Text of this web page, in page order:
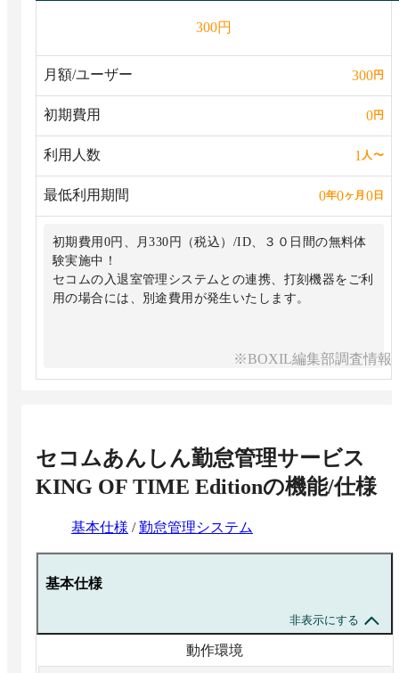
300円
月額/ユーザー 300円
初期費用 0円
利用人数 1人〜
最低利用期間 0年0ヶ月 0日
初期費用0円、月330円（税込）/ID、３０日間の無料体
験実施中！
セコムの入退室管理システムとの連携、打刻機器をご利
用の場合には、別途費用が発生いたします。
※BOXIL編集部調査情報
セコムあんしん勤怠管理サービス
KING OF TIME Editionの機能/仕様
基本仕様 /勤怠管理システム
基本仕様
非表示にする
動作環境